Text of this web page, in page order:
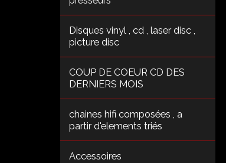
Disques vinyl , cd , laser disc ,
picture disc
COUP DE COEUR CD DES
DERNIERS MOIS
chaines hifi composées , a
partir d'elements triés
Accessoires